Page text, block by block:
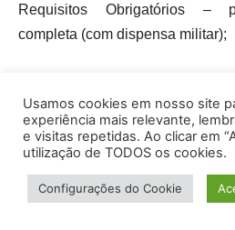
Requisitos Obrigatórios –
completa (com dispensa militar);
das plantas dos locais de áreas
Disponível até 15/06/2026 ou
15 vagas – Operador de Linha de
Usamos cookies em nosso site
experiência mais relevante,
e visitas repetidas. Ao clicar em
utilização de TODOS os cookies.
Configurações do Cookie